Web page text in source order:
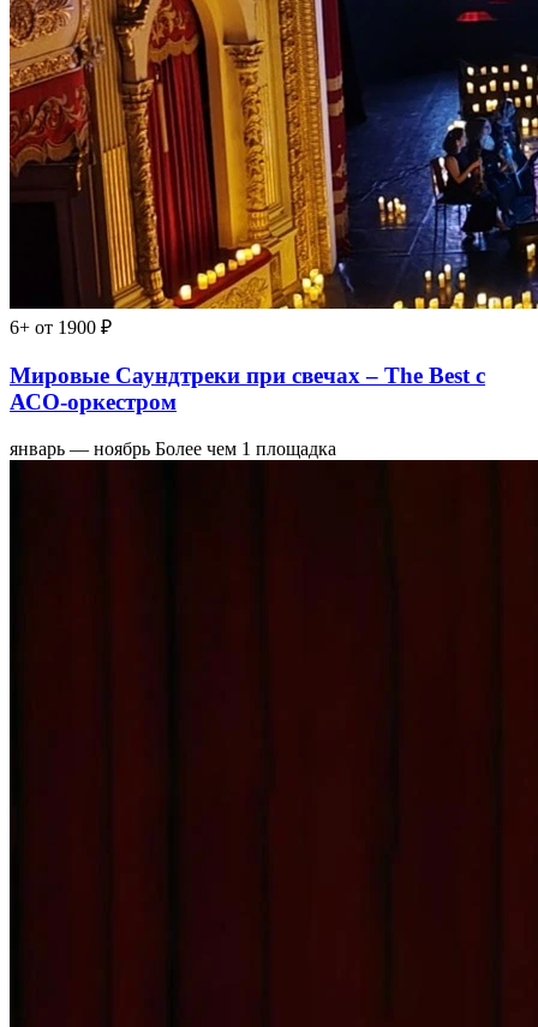
6+ от 1900 ₽
Мировые Саундтреки при свечах – The Best с
АСО-оркестром
январь — ноябрь Более чем 1 площадка